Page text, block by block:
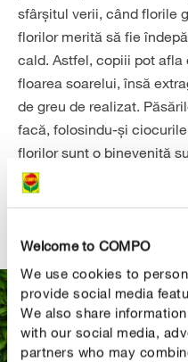
Welcome to COMPO
We use cookies to
provide social media
We also share
with our social media,
partners who may
sfârșitul verii, când florile
florilor merită să fie
cald. Astfel, copiii pot afla
floarea soarelui, însă
de greu de realizat.
facă, folosindu-și
florilor sunt o binevenită
pe timpul iernii. Cel mai
căsuță pentru păsări din